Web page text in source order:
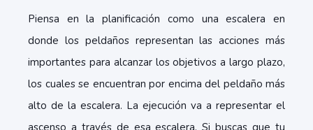
Piensa en la planificación como una escalera en
donde los peldaños representan las acciones más
importantes para alcanzar los objetivos a largo plazo,
los cuales se encuentran por encima del peldaño más
alto de la escalera. La ejecución va a representar el
ascenso a través de esa escalera. Si buscas que tu